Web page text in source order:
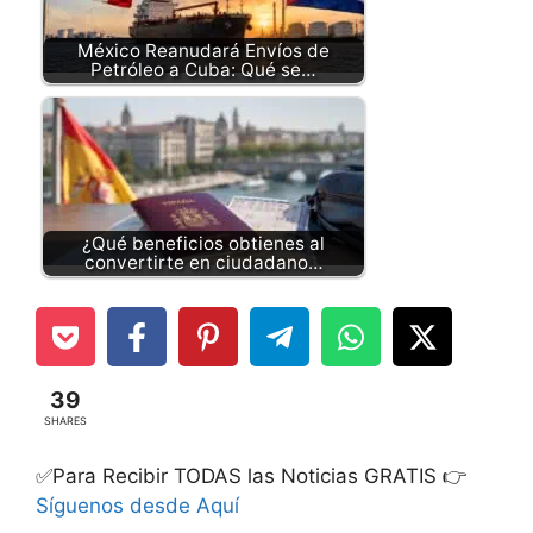
México Reanudará Envíos de
Petróleo a Cuba: Qué se…
¿Qué beneficios obtienes al
convertirte en ciudadano…
39
SHARES
✅Para Recibir TODAS las Noticias GRATIS 👉
Síguenos desde Aquí